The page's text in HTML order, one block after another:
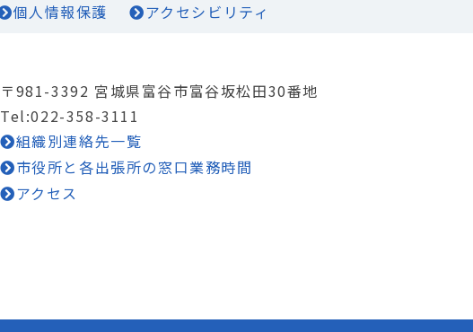
個人情報保護 アクセシビリティ
〒981-3392 宮城県富谷市富谷坂松田30番地
Tel:022-358-3111
組織別連絡先一覧
市役所と各出張所の窓口業務時間
アクセス